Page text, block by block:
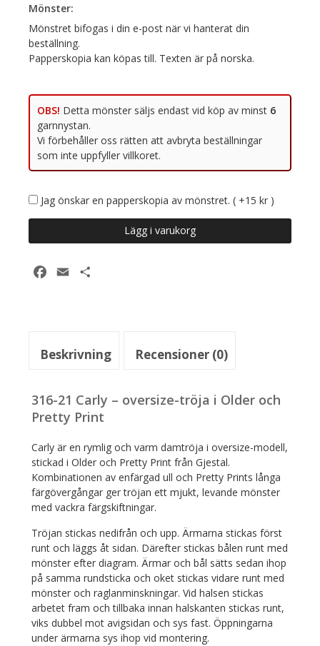
OBS!
Jag önskar en papperskopia av mönstret. ( +15 kr )
21
genser
Pretty
Lägg i varukorg
Facebook
Email
Beskrivning Recensioner (0)
316-21 Carly – oversize-tröja i Older och
Pretty Print
Carly är en rymlig och varm damtröja i oversize-modell,
stickad i Older och Pretty Print från Gjestal.
Kombinationen av enfärgad ull och Pretty Prints långa
färgövergångar ger tröjan ett mjukt, levande mönster
med vackra färgskiftningar.
Tröjan stickas nedifrån och upp. Ärmarna stickas först
runt och läggs åt sidan. Därefter stickas bålen runt med
mönster efter diagram. Ärmar och bål sätts sedan ihop
på samma rundsticka och oket stickas vidare runt med
mönster och raglanminskningar. Vid halsen stickas
arbetet fram och tillbaka innan halskanten stickas runt,
viks dubbel mot avigsidan och sys fast. Öppningarna
under ärmarna sys ihop vid montering.